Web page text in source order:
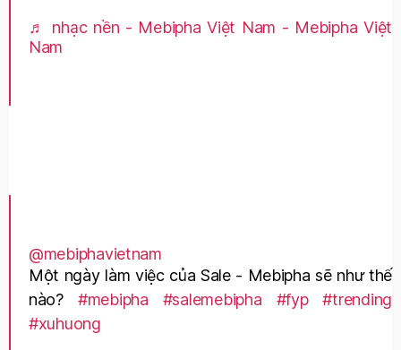
♬ nhạc nền - Mebipha Việt Nam - Mebipha Việt
Nam
@mebiphavietnam
Một ngày làm việc của Sale - Mebipha sẽ như thế
nào? #mebipha #salemebipha #fyp
#trending
#xuhuong